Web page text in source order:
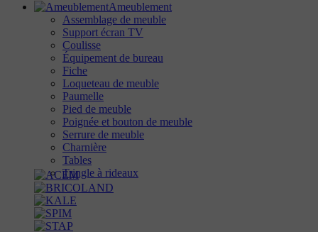
Ameublement
Assemblage de meuble
Support écran TV
Coulisse
Équipement de bureau
Fiche
Loqueteau de meuble
Paumelle
Pied de meuble
Poignée et bouton de meuble
Serrure de meuble
Charnière
Tables
Tringle à rideaux